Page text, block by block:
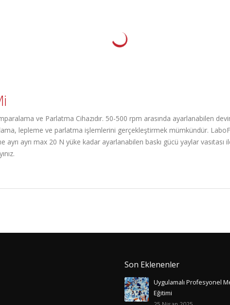
ve Parlatma Cihazıdır. 50-500 rpm arasında ayarlanabilen
lepleme ve parlatma işlemlerini gerçekleştirmek mümkündür.
ayrı max 20 N yüke kadar ayarlanabilen baskı gücü yaylar
Son Eklenenler
Uygulamalı Profesyonel
Eğitimi